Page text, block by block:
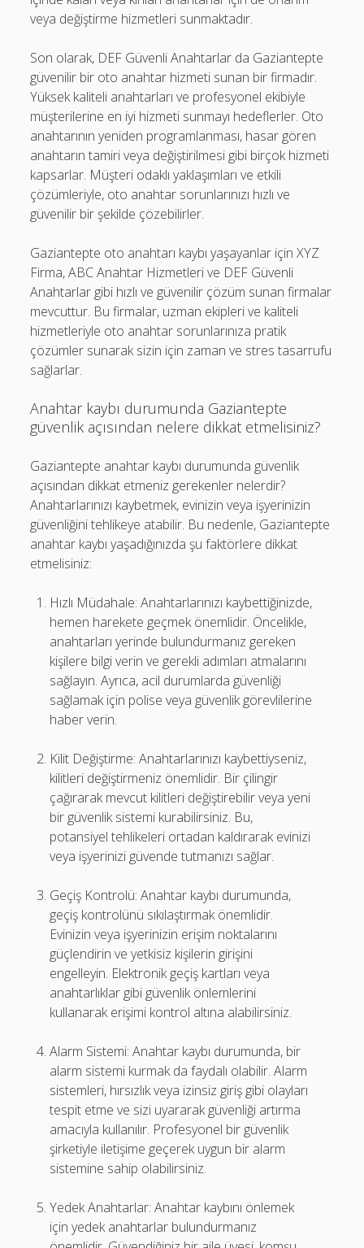
veya değiştirme hizmetleri sunmaktadır.
Son olarak, DEF Güvenli Anahtarlar da Gaziantepte
güvenilir bir oto anahtar hizmeti sunan bir firmadır.
Yüksek kaliteli anahtarları ve profesyonel ekibiyle
müşterilerine en iyi hizmeti sunmayı hedeflerler. Oto
anahtarının yeniden programlanması, hasar gören
anahtarın tamiri veya değiştirilmesi gibi birçok hizmeti
kapsarlar. Müşteri odaklı yaklaşımları ve etkili
çözümleriyle, oto anahtar sorunlarınızı hızlı ve
güvenilir bir şekilde çözebilirler.
Gaziantepte oto anahtarı kaybı yaşayanlar için XYZ
Firma, ABC Anahtar Hizmetleri ve DEF Güvenli
Anahtarlar gibi hızlı ve güvenilir çözüm sunan firmalar
mevcuttur. Bu firmalar, uzman ekipleri ve kaliteli
hizmetleriyle oto anahtar sorunlarınıza pratik
çözümler sunarak sizin için zaman ve stres tasarrufu
sağlarlar.
Anahtar kaybı durumunda Gaziantepte
güvenlik açısından nelere dikkat etmelisiniz?
Gaziantepte anahtar kaybı durumunda güvenlik
açısından dikkat etmeniz gerekenler nelerdir?
Anahtarlarınızı kaybetmek, evinizin veya işyerinizin
güvenliğini tehlikeye atabilir. Bu nedenle, Gaziantepte
anahtar kaybı yaşadığınızda şu faktörlere dikkat
etmelisiniz:
Hızlı Müdahale: Anahtarlarınızı kaybettiğinizde,
hemen harekete geçmek önemlidir. Öncelikle,
anahtarları yerinde bulundurmanız gereken
kişilere bilgi verin ve gerekli adımları atmalarını
sağlayın. Ayrıca, acil durumlarda güvenliği
sağlamak için polise veya güvenlik görevlilerine
haber verin.
Kilit Değiştirme: Anahtarlarınızı kaybettiyseniz,
kilitleri değiştirmeniz önemlidir. Bir çilingir
çağırarak mevcut kilitleri değiştirebilir veya yeni
bir güvenlik sistemi kurabilirsiniz. Bu,
potansiyel tehlikeleri ortadan kaldırarak evinizi
veya işyerinizi güvende tutmanızı sağlar.
Geçiş Kontrolü: Anahtar kaybı durumunda,
geçiş kontrolünü sıkılaştırmak önemlidir.
Evinizin veya işyerinizin erişim noktalarını
güçlendirin ve yetkisiz kişilerin girişini
engelleyin. Elektronik geçiş kartları veya
anahtarlıklar gibi güvenlik önlemlerini
kullanarak erişimi kontrol altına alabilirsiniz.
Alarm Sistemi: Anahtar kaybı durumunda, bir
alarm sistemi kurmak da faydalı olabilir. Alarm
sistemleri, hırsızlık veya izinsiz giriş gibi olayları
tespit etme ve sizi uyararak güvenliği artırma
amacıyla kullanılır. Profesyonel bir güvenlik
şirketiyle iletişime geçerek uygun bir alarm
sistemine sahip olabilirsiniz.
Yedek Anahtarlar: Anahtar kaybını önlemek
için yedek anahtarlar bulundurmanız